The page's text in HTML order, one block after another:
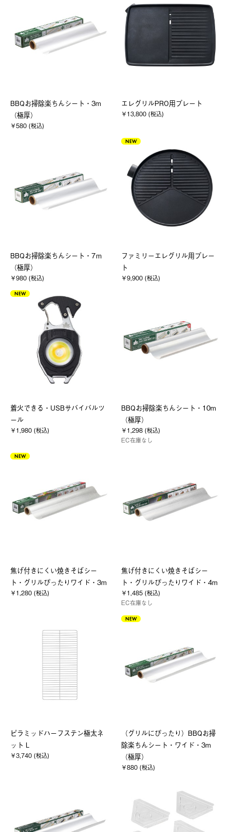
BBQお掃除楽ちんシート・3m
（極厚）
￥580 (税込)
エレグリルPRO用プレート
￥13,800 (税込)
BBQお掃除楽ちんシート・7ｍ
（極厚）
￥980 (税込)
NEW
ファミリーエレグリル用プレー
ト
￥9,900 (税込)
NEW
着火できる・USBサバイバルツ
ール
￥1,980 (税込)
BBQお掃除楽ちんシート・10m
（極厚）
￥1,298 (税込)
EC在庫なし
NEW
焦げ付きにくい焼きそばシー
ト・グリルぴったりワイド・3m
￥1,280 (税込)
焦げ付きにくい焼きそばシー
ト・グリルぴったりワイド・4m
￥1,485 (税込)
EC在庫なし
ピラミッドハーフステン極太ネ
ット L
￥3,740 (税込)
NEW
（グリルにぴったり）BBQお掃
除楽ちんシート・ワイド・3m
（極厚）
￥880 (税込)